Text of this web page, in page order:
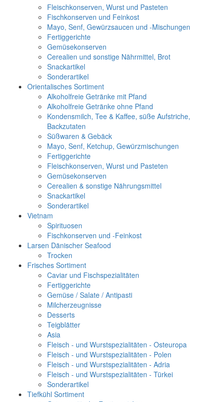
Fleischkonserven, Wurst und Pasteten
Fischkonserven und Feinkost
Mayo, Senf, Gewürzsaucen und -Mischungen
Fertiggerichte
Gemüsekonserven
Cerealien und sonstige Nährmittel, Brot
Snackartikel
Sonderartikel
Orientalisches Sortiment
Alkoholfreie Getränke mit Pfand
Alkoholfreie Getränke ohne Pfand
Kondensmilch, Tee & Kaffee, süße Aufstriche,
Backzutaten
Süßwaren & Gebäck
Mayo, Senf, Ketchup, Gewürzmischungen
Fertiggerichte
Fleischkonserven, Wurst und Pasteten
Gemüsekonserven
Cerealien & sonstige Nährungsmittel
Snackartikel
Sonderartikel
Vietnam
Spirituosen
Fischkonserven und -Feinkost
Larsen Dänischer Seafood
Trocken
Frisches Sortiment
Caviar und Fischspezialitäten
Fertiggerichte
Gemüse / Salate / Antipasti
Milcherzeugnisse
Desserts
Teigblätter
Asia
Fleisch - und Wurstspezialitäten - Osteuropa
Fleisch - und Wurstspezialitäten - Polen
Fleisch - und Wurstspezialitäten - Adria
Fleisch - und Wurstspezialitäten - Türkei
Sonderartikel
Tiefkühl Sortiment